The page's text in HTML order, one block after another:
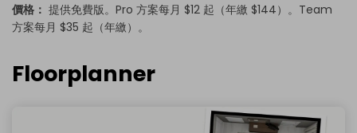
價格： 提供免費版。Pro 方案每月 $12 起（年繳 $144）。Team
方案每月 $35 起（年繳）。
Floorplanner